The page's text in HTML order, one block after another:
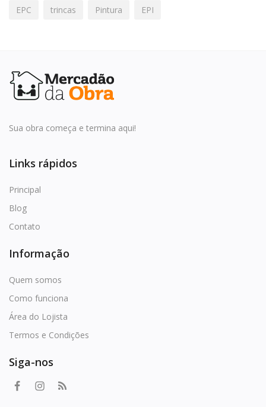
EPC trincas Pintura EPI
Sua obra começa e termina aqui!
Links rápidos
Principal
Blog
Contato
Informação
Quem somos
Como funciona
Área do Lojista
Termos e Condições
Siga-nos